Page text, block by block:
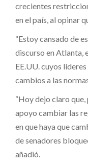
crecientes
en el país, al opinar
“Estoy cansado de
discurso en Atlanta,
EE.UU. cuyos
cambios a las
“Hoy dejo claro
apoyo cambiar las
en que haya que
de senadores
añadió.